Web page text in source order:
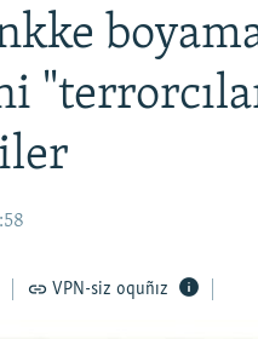
VPN-siz oquñız